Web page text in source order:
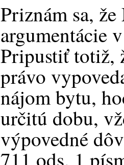
Priznám sa,
argumentácie
Pripustiť totiž,
právo
nájom bytu,
určitú dobu,
výpovedné
711 ods. 1